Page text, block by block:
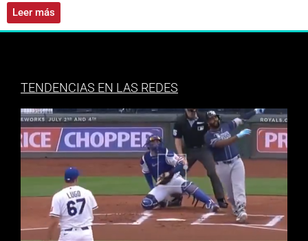
Leer más
TENDENCIAS EN LAS REDES